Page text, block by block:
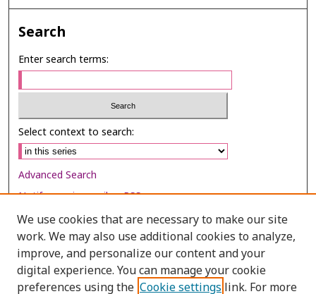
Search
Enter search terms:
Select context to search:
Advanced Search
Notify me via email orRSS
Browse
Collections
Disciplines
We use cookies that are necessary to make our site
work. We may also use additional cookies to analyze,
improve, and personalize our content and your
digital experience. You can manage your cookie
preferences using the Cookie settings link. For more